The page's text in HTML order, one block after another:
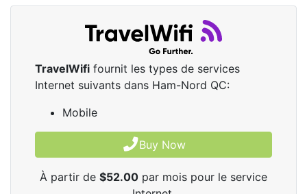
TravelWifi fournit les types de services
Internet suivants dans Ham-Nord QC:
Mobile
Buy Now
À partir de $52.00 par mois pour le service